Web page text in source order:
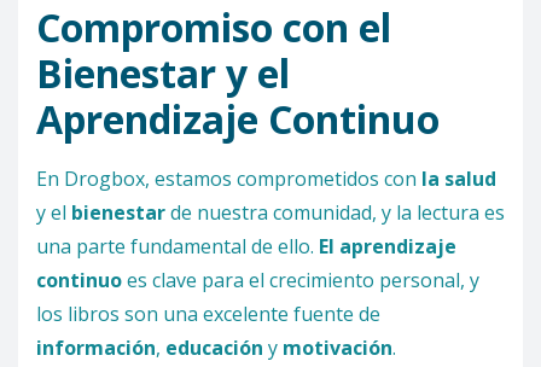
Compromiso con el
Bienestar y el
Aprendizaje Continuo
En Drogbox, estamos comprometidos con la salud
y el bienestarde nuestra comunidad, y la lectura es
una parte fundamental de ello. El aprendizaje
continuoes clave para el crecimiento personal, y
los libros son una excelente fuente de
información, educación y motivación.